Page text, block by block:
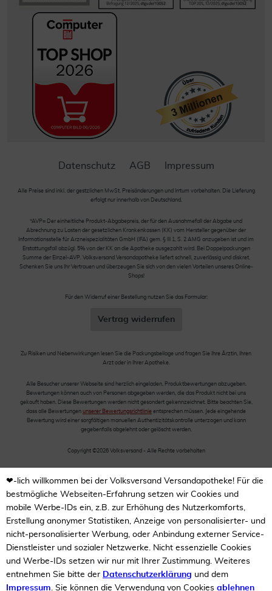
Datenschutz AGB Impressum
Alle Preise sind inkl. der gestzlichen MwSt. Preisänderungen und Irrtum vorbehalten. Die Lieferung
erfolgt nur innerhalb von Deutschland.
*AVP= Der einheitliche Produkt-Abgabepreis, der für den Ausnahmefall der Abgabe und
Abrechnung zu Lasten der gesetzlichen Krankenkassen (KK) vom Hersteller gegenüber der
Informationsstelle für Arzneispezialitäten GmbH (IFA) gem. § III 1, S. 2 AMG anzugeben ist und im
Erstattungsfall abzügl. 5% von der KK an die Apotheke ausgezahlt wird. Bei Doppelpackungen
Summe der Einzel-AVP. Volksversand Versandapotheke liefert schnell, zuverlässig und diskret.
Schenken Sie uns Ihr Vertrauen und überzeugen Sie sich von den vielen Vorteilen unseres Online-
Shops!
Für den Widerruf einer Bestellung nutzen Sie das Formular:
Vertrag widerrufen
Zu Risiken und Nebenwirkungen lesen Sie die Packungsbeilage und fragen Sie Ihre Ärztin, Ihren
Arzt oder in Ihrer Apotheke.
Alle Besucher unserer Webseite sind herzlich eingeladen, Produktbewertungen abzugeben.
Bewertungen können auch von Personen abgegeben werden, die das Produkt nicht bei uns
gekauft haben. Diese Bewertungen werden nicht gesondert gekennzeichnet. Bitte beachten Sie,
dass alle Bewertungen unserer Bewertungsrichtlinie entsprechen müssen. Jede eingehende
Bewertung wird einer sorgfältigen manuellen Authentizitätskontrolle unterzogen und kann
gegebenfalls abgelehnt oder gelöscht werden.
Copyright ©2026 Volksversand - Alle Rechte vorbehalten
❤-lich willkommen bei der Volksversand Versandapotheke! Für die
bestmögliche Webseiten-Erfahrung setzen wir Cookies und
mobile Werbe-IDs ein, z.B. zur Erhöhung des Nutzerkomforts,
Erstellung anonymer Statistiken, Anzeige von personalisierter- und
nicht-personalisierter Werbung, oder Anbindung externer Service-
Dienstleister und sozialer Netzwerke. Nicht essenzielle Cookies
und Werbe-IDs setzen wir nur mit Ihrer Zustimmung. Weiteres
entnehmen Sie bitte der Datenschutzerklärung und dem
Impressum. Sie können die Verwendung von Cookies ablehnen